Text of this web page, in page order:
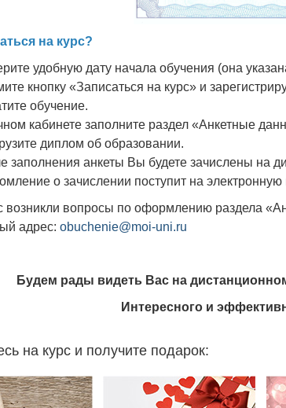
на курс?
удобную дату начала обучения (она
кнопку «Записаться на курс» и
обучение.
кабинете заполните раздел «Анкетные
диплом об образовании.
заполнения анкеты Вы будете зачислены на
о зачислении поступит на электронную
возникли вопросы по оформлению раздела
адрес: obuchenie@moi-uni.ru
Будем рады видеть Вас на
Интересного и
на курс и получите подарок: